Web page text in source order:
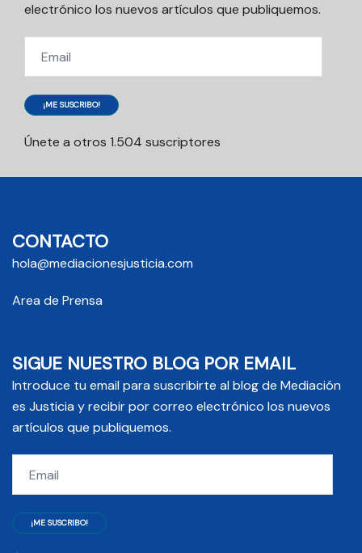
electrónico los nuevos artículos que publiquemos.
¡ME SUSCRIBO!
Únete a otros 1.504 suscriptores
CONTACTO
hola@mediacionesjusticia.com
Area de Prensa
SIGUE NUESTRO BLOG POR EMAIL
Introduce tu email para suscribirte al blog de Mediación
es Justicia y recibir por correo electrónico los nuevos
artículos que publiquemos.
¡ME SUSCRIBO!